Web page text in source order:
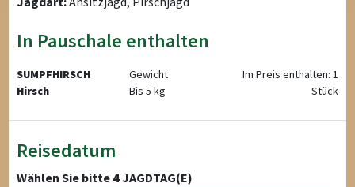
In Pauschale enthalten
SUMPFHIRSCH
Hirsch
Gewicht
Bis 5 kg
Im Preis enthalten: 1
Stück
Reisedatum
Wählen Sie bitte 4JAGDTAG(E)